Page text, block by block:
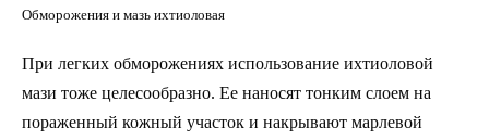
Обморожения и мазь ихтиоловая
При легких обморожениях использование ихтиоловой
мази тоже целесообразно. Ее наносят тонким слоем на
пораженный кожный участок и накрывают марлевой